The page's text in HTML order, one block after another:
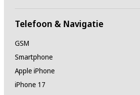
Telefoon & Navigatie
GSM
Smartphone
Apple iPhone
iPhone 17